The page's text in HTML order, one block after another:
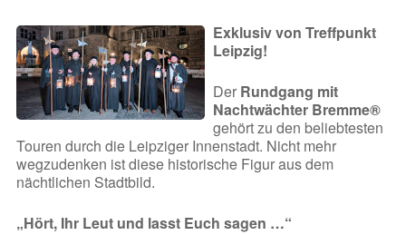
Exklusiv von Treffpunkt
Leipzig!
Der Rundgang mit
Nachtwächter Bremme®
gehört zu den beliebtesten
Touren durch die Leipziger Innenstadt. Nicht mehr
wegzudenken ist diese historische Figur aus dem
nächtlichen Stadtbild.
„Hört, Ihr Leut und lasst Euch sagen …“